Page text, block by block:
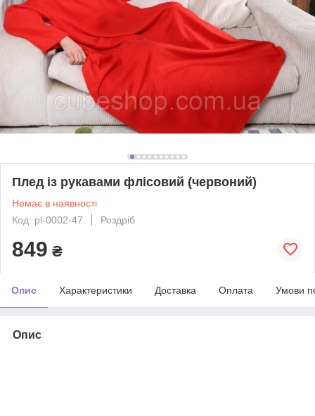
Плед із рукавами флісовий (червоний)
Немає в наявності
Код: pl-0002-47
Роздріб
849 ₴
Опис Характеристики Доставка Оплата Умови
Опис